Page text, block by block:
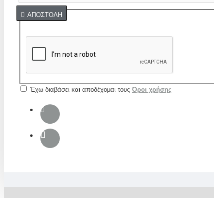
ΑΠΟΣΤΟΛΉ
Captcha
Έχω διαβάσει και αποδέχομαι τους Όροι χρήσης